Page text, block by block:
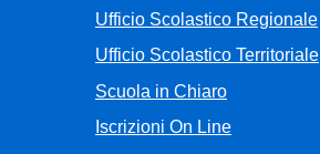
Ufficio Scolastico Regionale
Ufficio Scolastico Territoriale
Scuola in Chiaro
Iscrizioni On Line